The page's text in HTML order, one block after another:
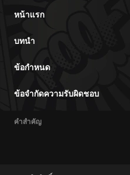
หน้าแรก
บทนำ
ข้อกำหนด
ข้อจำกัดความรับผิดชอบ
คำสำคัญ